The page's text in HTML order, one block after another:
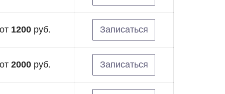
от 1200 руб. Записаться
от 2000 руб. Записаться